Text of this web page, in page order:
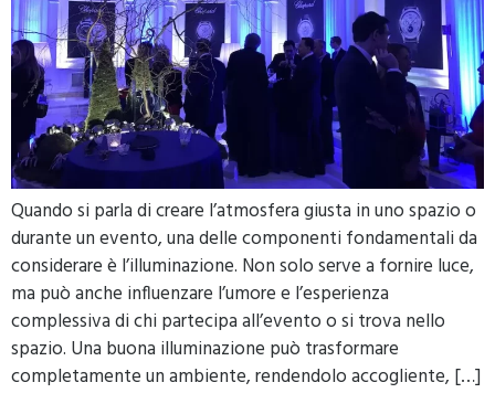
Quando si parla di creare l’atmosfera giusta in uno spazio o
durante un evento, una delle componenti fondamentali da
considerare è l’illuminazione. Non solo serve a fornire luce,
ma può anche influenzare l’umore e l’esperienza
complessiva di chi partecipa all’evento o si trova nello
spazio. Una buona illuminazione può trasformare
completamente un ambiente, rendendolo accogliente, […]